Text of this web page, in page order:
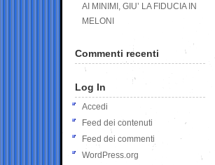
AI MINIMI, GIU’ LA FIDUCIA IN
MELONI
Commenti recenti
Log In
Accedi
Feed dei contenuti
Feed dei commenti
WordPress.org